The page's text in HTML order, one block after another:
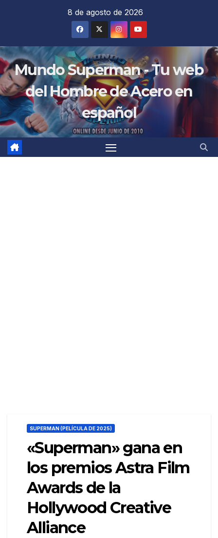
8 de agosto de 2026
Mundo Superman - Tu web
del Hombre de Acero en
español
SUPERMAN (PELÍCULA DE 2025)
«Superman» gana en
los premios Astra Film
Awards de la
Hollywood Creative
Alliance